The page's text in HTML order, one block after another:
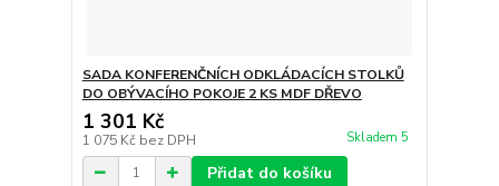
SADA KONFERENČNÍCH ODKLÁDACÍCH STOLKŮ
DO OBÝVACÍHO POKOJE 2 KS MDF DŘEVO
1 301 Kč
1 075 Kč bez DPH Skladem 5
Přidat do košíku